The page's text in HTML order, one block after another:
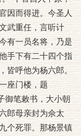
因而得进。今圣人
武重任，言听计
有一员名将，乃是
手下有二十四个指
皆呼他为杨六郎。
座门楼，题
御笔敕书，大小朝
郎母亲封为佘太
个死罪。那杨景镇